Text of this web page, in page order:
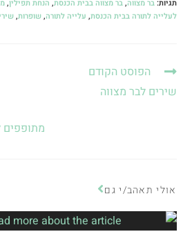
תגיות:בר מצווה, בר מצווה בבית הכנסת, הנחת תפילין,
לעלייה לתורה בבית הכנסת, עלייה לתורה, שופרות,
הפוסט הקודם
שירים לבר מצווה
מתופפים
אולי תאהב/י גם